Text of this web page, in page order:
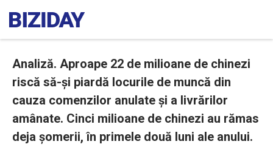
Analiză. Aproape 22 de milioane de chinezi
riscă să-și piardă locurile de muncă din
cauza comenzilor anulate și a livrărilor
amânate. Cinci milioane de chinezi au rămas
deja șomerii, în primele două luni ale anului.